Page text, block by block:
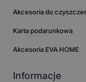
Akcesoria do
Karta podarunkowa
Akcesoria EVA HOME
Informacje